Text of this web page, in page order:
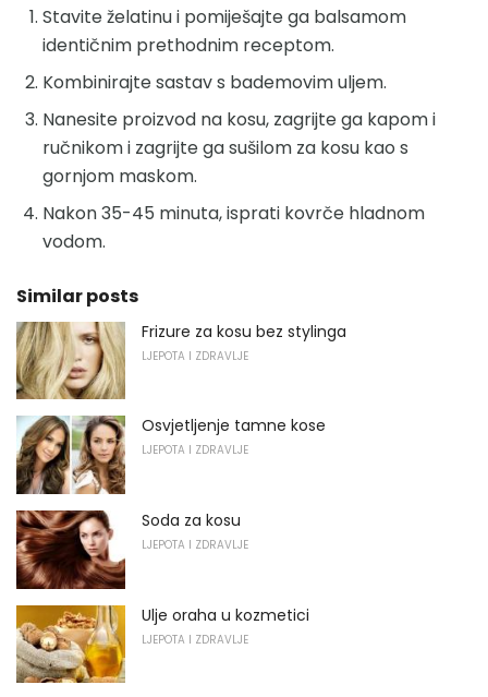
Stavite želatinu i pomiješajte ga balsamom
identičnim prethodnim receptom.
Kombinirajte sastav s bademovim uljem.
Nanesite proizvod na kosu, zagrijte ga kapom i
ručnikom i zagrijte ga sušilom za kosu kao s
gornjom maskom.
Nakon 35-45 minuta, isprati kovrče hladnom
vodom.
Similar posts
Frizure za kosu bez stylinga
LJEPOTA I ZDRAVLJE
Osvjetljenje tamne kose
LJEPOTA I ZDRAVLJE
Soda za kosu
LJEPOTA I ZDRAVLJE
Ulje oraha u kozmetici
LJEPOTA I ZDRAVLJE